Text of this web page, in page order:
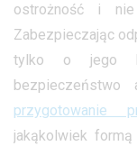
ostrożność i nie
Zabezpieczając
tylko o jego
przygotowanie
jakąkolwiek